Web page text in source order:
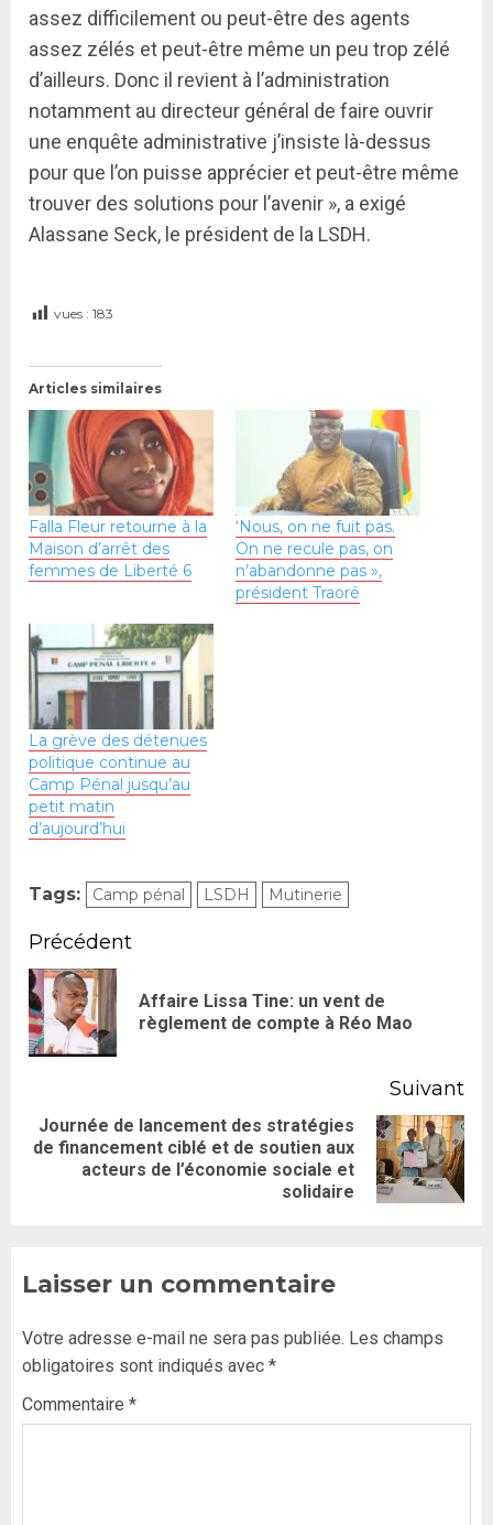
assez difficilement ou peut-être des agents
assez zélés et peut-être même un peu trop zélé
d’ailleurs. Donc il revient à l’administration
notamment au directeur général de faire ouvrir
une enquête administrative j’insiste là-dessus
pour que l’on puisse apprécier et peut-être même
trouver des solutions pour l’avenir », a exigé
Alassane Seck, le président de la LSDH.
vues : 183
Articles similaires
Falla Fleur retourne à la
Maison d’arrêt des
femmes de Liberté 6
‘Nous, on ne fuit pas.
On ne recule pas, on
n’abandonne pas »,
président Traoré
La grève des détenues
politique continue au
Camp Pénal jusqu’au
petit matin
d’aujourd’hui
Tags: Camp pénal LSDH Mutinerie
Précédent
Affaire Lissa Tine: un vent de
règlement de compte à Réo Mao
Suivant
Journée de lancement des stratégies
de financement ciblé et de soutien aux
acteurs de l’économie sociale et
solidaire
Laisser un commentaire
Votre adresse e-mail ne sera pas publiée. Les champs
obligatoires sont indiqués avec *
Commentaire *